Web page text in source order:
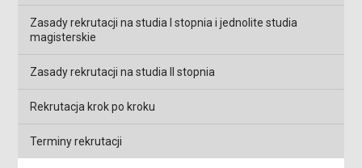
Zasady rekrutacji na studia I stopnia i jednolite studia
magisterskie
Zasady rekrutacji na studia II stopnia
Rekrutacja krok po kroku
Terminy rekrutacji